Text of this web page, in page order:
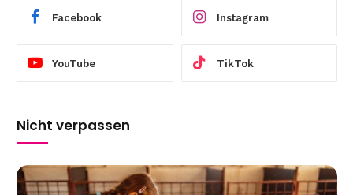
Facebook Instagram
YouTube TikTok
Nicht verpassen